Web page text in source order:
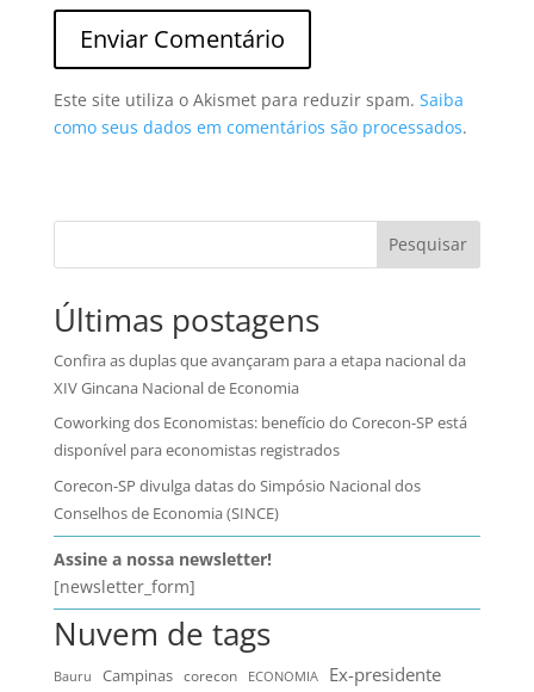
Este site utiliza o Akismet para reduzir spam. Saiba
como seus dados em comentários são processados.
Pesquisar
Últimas postagens
Confira as duplas que avançaram para a etapa nacional da
XIV Gincana Nacional de Economia
Coworking dos Economistas: benefício do Corecon-SP está
disponível para economistas registrados
Corecon-SP divulga datas do Simpósio Nacional dos
Conselhos de Economia (SINCE)
Assine a nossa newsletter!
[newsletter_form]
Nuvem de tags
Bauru Campinas corecon ECONOMIA Ex-presidente